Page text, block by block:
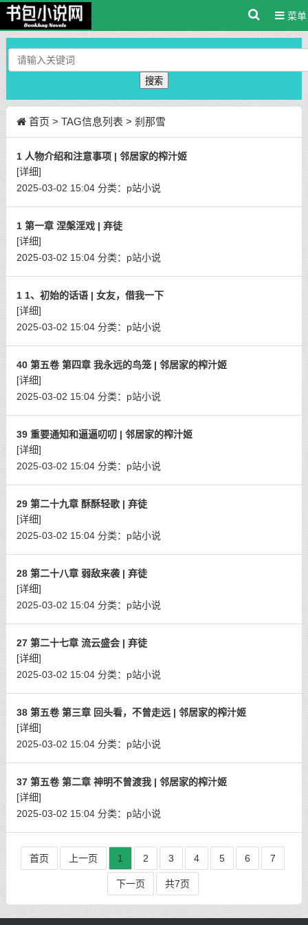
菜单
搜索
首页 > TAG信息列表 > 刹那雪
1 人物介绍和注意事项 | 邻居家的榨汁姬
[详细]
2025-03-02 15:04 分类： p站小说
1 第一章 涅槃淫戏 | 弃徒
[详细]
2025-03-02 15:04 分类： p站小说
1 1、初始的话语 | 女友，借我一下
[详细]
2025-03-02 15:04 分类： p站小说
40 第五卷 第四章 我永远的鸟笼 | 邻居家的榨汁姬
[详细]
2025-03-02 15:04 分类： p站小说
39 重要通知和逼逼叨叨 | 邻居家的榨汁姬
[详细]
2025-03-02 15:04 分类： p站小说
29 第二十九章 酥酥轻歌 | 弃徒
[详细]
2025-03-02 15:04 分类： p站小说
28 第二十八章 弱敌来袭 | 弃徒
[详细]
2025-03-02 15:04 分类： p站小说
27 第二十七章 流云盛会 | 弃徒
[详细]
2025-03-02 15:04 分类： p站小说
38 第五卷 第三章 回头看，不曾走远 | 邻居家的榨汁姬
[详细]
2025-03-02 15:04 分类： p站小说
37 第五卷 第二章 神明不曾渡我 | 邻居家的榨汁姬
[详细]
2025-03-02 15:04 分类： p站小说
首页 上一页 1 2 3 4 5 6 7
下一页 共7页